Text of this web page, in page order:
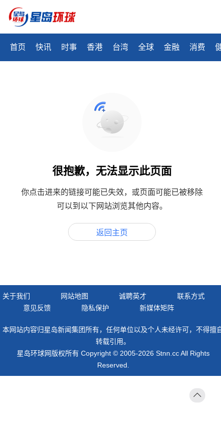
首页 快讯 时事 香港 台湾 全球 金融 消费
很抱歉，无法显示此页面
你点击进来的链接可能已失效，或页面可能已被移除
可以到以下网站浏览其他内容。
返回主页
关于我们 网站地图 诚聘英才
联系方式
意见反馈
隐私保护 新媒体矩阵
本网站内容归星岛新闻集团所有，任何单位以及个人未经许可，不得擅
转载引用。
星岛环球网版权所有 Copyright © 2005-2026 Stnn.cc All Rights
Reserved.